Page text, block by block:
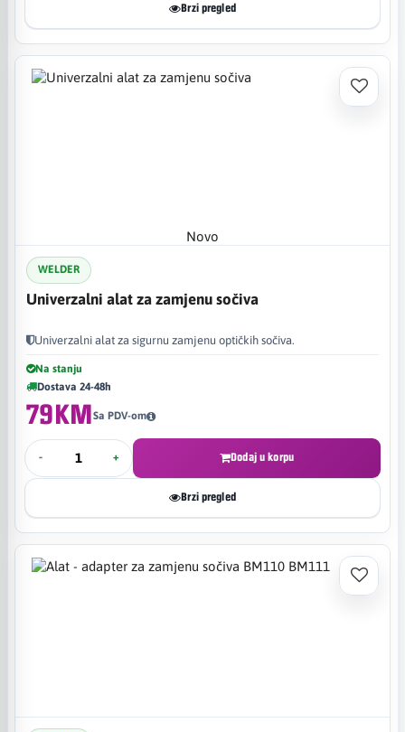
Brzi pregled
Novo
WELDER
Univerzalni alat za zamjenu sočiva
Univerzalni alat za sigurnu zamjenu optičkih sočiva.
Na stanju
Dostava 24-48h
79KMSa PDV-om
- + Dodaj u korpu
Brzi pregled